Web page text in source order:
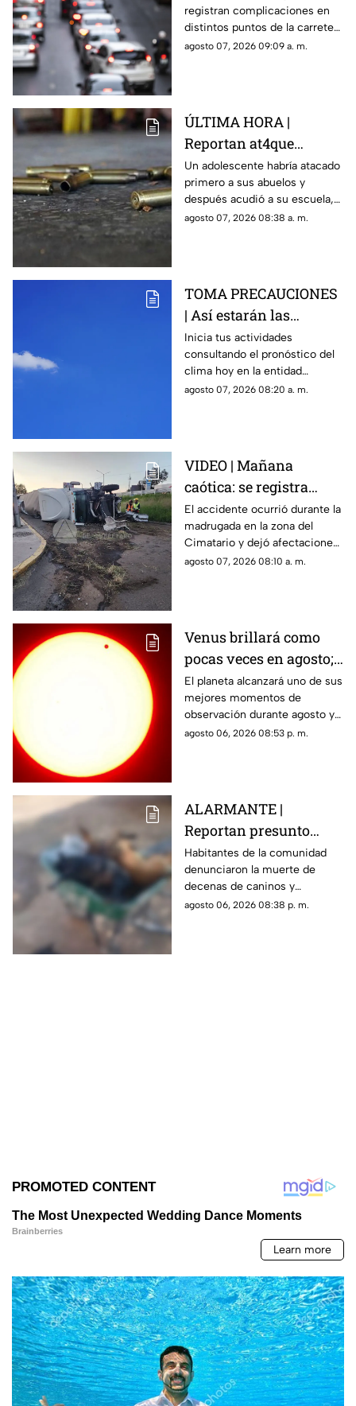
autopista México
Querétaro
registran complicaciones en
distintos puntos de la carretera
57; toma precauciones y
agosto 07, 2026 09:09 a. m.
ÚLTIMA HORA |
Reportan at4que
arm4do en secundaria;
reportan mu3rtos y
decenas de heridos
(+VIDEO DELICADO)
Un adolescente habría atacado
primero a sus abuelos y
después acudió a su escuela,
donde abrió fuego contra
agosto 07, 2026 08:38 a. m.
TOMA PRECAUCIONES
| Así estarán las
condiciones del clima
HOY en Querétaro
Inicia tus actividades
consultando el pronóstico del
clima hoy en la entidad
queretana y sus municipios.
agosto 07, 2026 08:20 a. m.
VIDEO | Mañana
caótica: se registra
volcadura de tráiler en
la carretera 57 rumbo a
Celaya
El accidente ocurrió durante la
madrugada en la zona del
Cimatario y dejó afectaciones
en el sitio, aunque no se
agosto 07, 2026 08:10 a. m.
Venus brillará como
pocas veces en agosto;
a esta hora podrás
verlo durante este mes
El planeta alcanzará uno de sus
mejores momentos de
observación durante agosto y
podrá distinguirse sin
agosto 06, 2026 08:53 p. m.
ALARMANTE |
Reportan presunto
env3nen4miento de al
menos 23 perros en
esta zona de Querétaro:
IMAGENES SENSIBLES
Habitantes de la comunidad
denunciaron la muerte de
decenas de caninos y
solicitaron que se esclarezcan
agosto 06, 2026 08:38 p. m.